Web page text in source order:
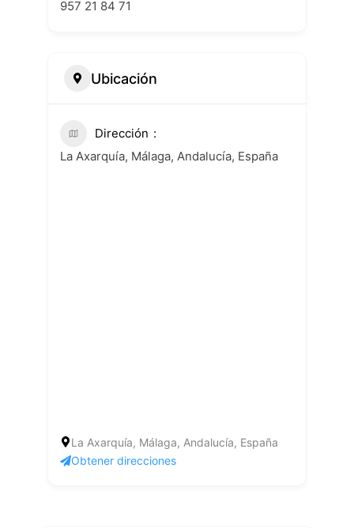
957 21 84 71
Ubicación
Dirección
La Axarquía, Málaga, Andalucía, España
La Axarquía, Málaga, Andalucía, España
Obtener direcciones